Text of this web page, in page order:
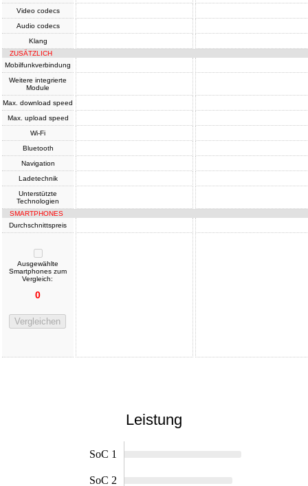
Video codecs
Audio codecs
Klang
ZUSÄTZLICH
Mobilfunkverbindung
Weitere integrierte
Module
Max. download speed
Max. upload speed
Wi-Fi
Bluetooth
Navigation
Ladetechnik
Unterstützte
Technologien
SMARTPHONES
Durchschnittspreis
Ausgewählte
Smartphones zum
Vergleich:
0
Vergleichen
Leistung
SoC 1
SoC 2